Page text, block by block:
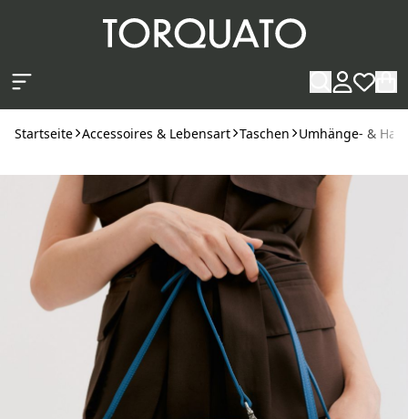
Startseite Accessoires & Lebensart Taschen Umhänge- &